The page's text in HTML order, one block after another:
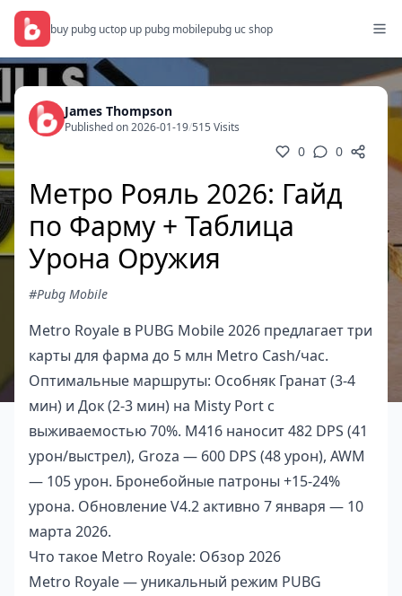
buy pubg uctop up pubg mobilepubg uc shop
James Thompson
Published on 2026-01-19/515 Visits
0 0
Метро Рояль 2026: Гайд
по Фарму + Таблица
Урона Оружия
#Pubg Mobile
Metro Royale в PUBG Mobile 2026 предлагает три
карты для фарма до 5 млн Metro Cash/час.
Оптимальные маршруты: Особняк Гранат (3-4
мин) и Док (2-3 мин) на Misty Port с
выживаемостью 70%. M416 наносит 482 DPS (41
урон/выстрел), Groza — 600 DPS (48 урон), AWM
— 105 урон. Бронебойные патроны +15-24%
урона. Обновление V4.2 активно 7 января — 10
марта 2026.
Что такое Metro Royale: Обзор 2026
Metro Royale — уникальный режим PUBG